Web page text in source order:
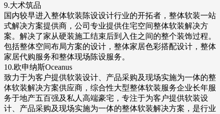
9.大术筑品
国内较早进入整体软装陈设设计行业的开拓者，整体软装一站
式解决方案提供商，公司专业提供住宅空间整体软装解决方
案。解决了家从硬装施工结束后到入住之间的整个装饰过程。
包括整体空间布局方案的设计，整体家居色彩搭配设计，整体
家居代购服务和整体现场陈设服务。
10.欧申纳斯Oceanus
致力于为客户提供软装设计、产品采购及现场实施为一体的整
体软装解决方案供应商，综合性大型整体软装服务企业长年服
务于地产五百强及私人高端豪宅，专注于为客户提供软装设
计、产品采购及现场实施为一体的整体软装解决方案，是行业